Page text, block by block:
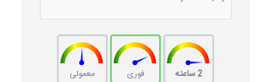
2 ساعته فوری معمولی